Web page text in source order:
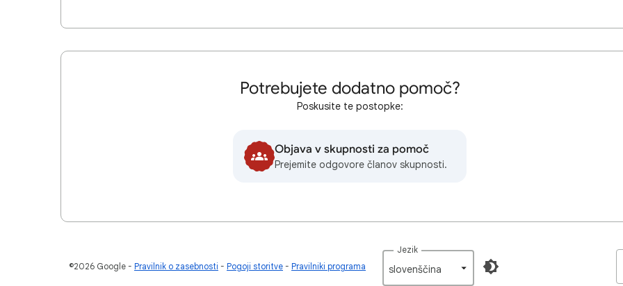
Potrebujete dodatno pomoč?
Poskusite te postopke:
Objava v skupnosti za pomoč
Prejemite odgovore članov skupnosti.
©2026 Google Pravilnik o zasebnosti Pogoji storitve Pravilniki programa
Jezik
slovenščina‎